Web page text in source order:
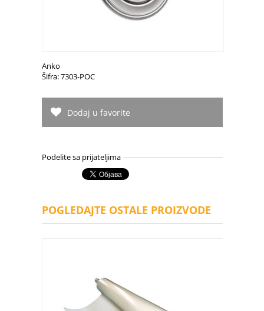
Anko
Šifra: 7303-POC
Dodaj u favorite
Podelite sa prijateljima
POGLEDAJTE OSTALE PROIZVODE